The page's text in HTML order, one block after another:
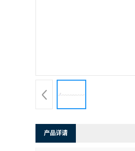
产品详请